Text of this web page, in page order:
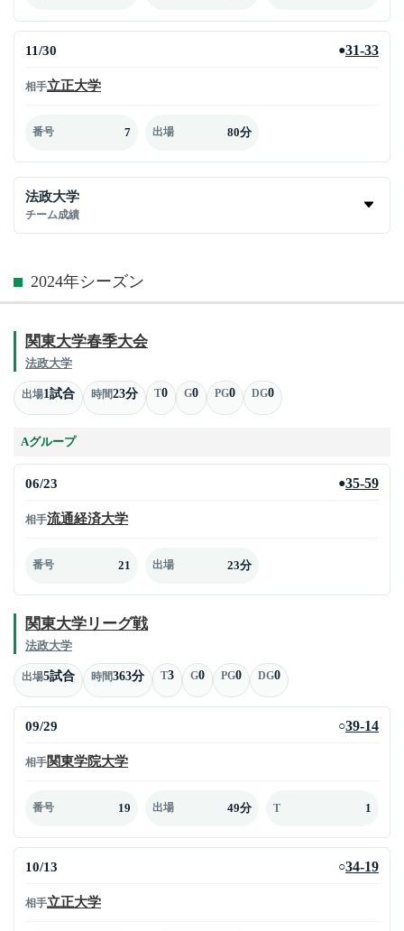
11/30 ●31-33
相手立正大学
番号 7 出場 80分
法政大学
チーム成績
2024年シーズン
関東大学春季大会
法政大学
出場1試合 時間23分 T0 G0 PG0 DG0
Aグループ
06/23 ●35-59
相手流通経済大学
番号 21 出場 23分
関東大学リーグ戦
法政大学
出場5試合 時間363分 T3 G0 PG0 DG0
09/29 ○39-14
相手関東学院大学
番号 19 出場 49分 T 1
10/13 ○34-19
相手立正大学